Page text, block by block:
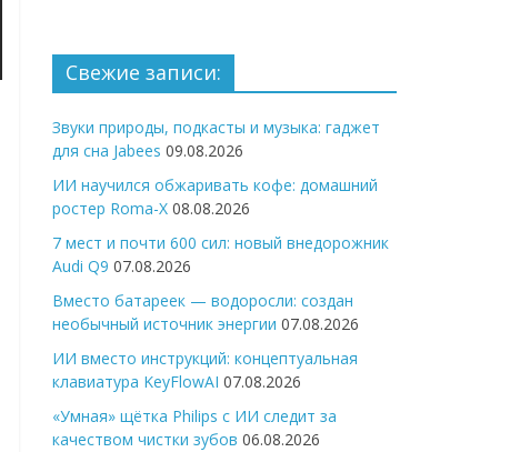
Свежие записи:
Звуки природы, подкасты и музыка: гаджет
для сна Jabees 09.08.2026
ИИ научился обжаривать кофе: домашний
ростер Roma-X 08.08.2026
7 мест и почти 600 сил: новый внедорожник
Audi Q9 07.08.2026
Вместо батареек — водоросли: создан
необычный источник энергии 07.08.2026
ИИ вместо инструкций: концептуальная
клавиатура KeyFlowAI 07.08.2026
«Умная» щётка Philips с ИИ следит за
качеством чистки зубов 06.08.2026